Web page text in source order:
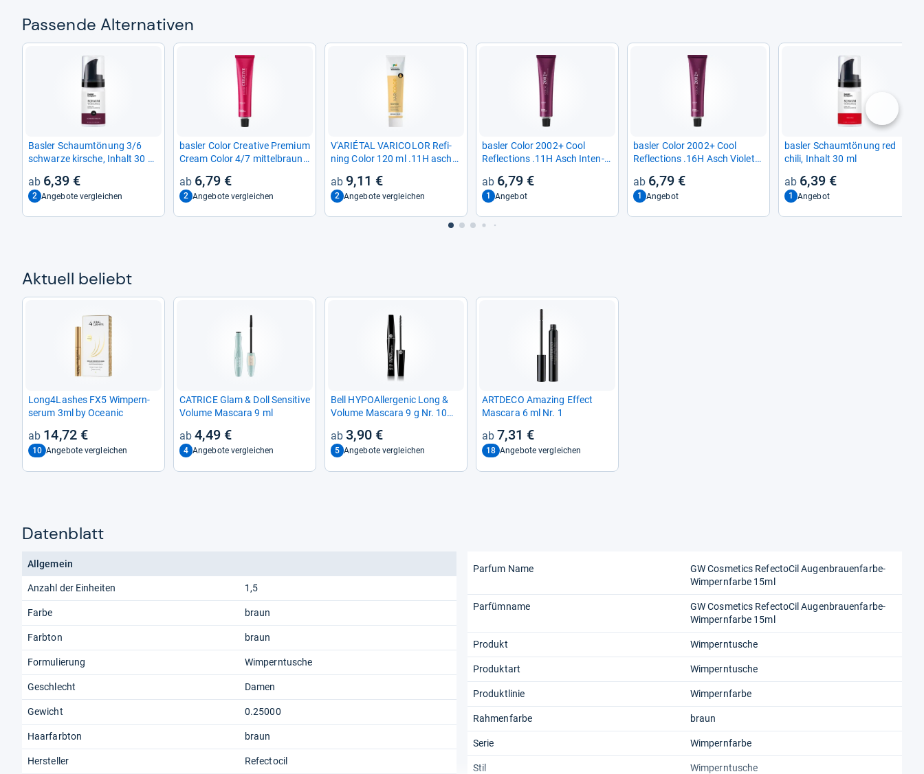
Pas­sende Alter­na­ti­ven
Bas­ler Schaum­tö­nung 3/6
schwarze kir­sche, Inhalt 30 ml
6,39 €
2 Angebote vergleichen
bas­ler Color Crea­tive Pre­mium
Cream Color 4/7 mit­tel­braun
6,79 €
2 Angebote vergleichen
V'ARIÉTAL VARI­CO­LOR Refi­
ning Color 120 ml .11H asch
9,11 €
2 Angebote vergleichen
bas­ler Color 2002+ Cool
Reflec­ti­ons .11H Asch Inten­
6,79 €
1 Angebot
bas­ler Color 2002+ Cool
Reflec­ti­ons .16H Asch Vio­lett
6,79 €
1 Angebot
bas­ler Schaum­tö­nung red
chili, Inhalt 30 ml
6,39 €
1 Angebot
nächste
Aktu­ell beliebt
Long4Las­hes FX5 Wim­pern­
se­rum 3ml by Ocea­nic
14,72 €
10 Angebote vergleichen
CATRICE Glam & Doll Sen­si­tive
Volume Mas­cara 9 ml
4,49 €
4 Angebote vergleichen
Bell HYPO­All­er­ge­nic Long &
Volume Mas­cara 9 g Nr. 10
3,90 €
5 Angebote vergleichen
ART­DECO Ama­zing Effect
Mas­cara 6 ml Nr. 1
7,31 €
18 Angebote vergleichen
Datenblatt
Allgemein
Anzahl der Einheiten 1,5
Farbe braun
Farbton braun
Formulierung Wimperntusche
Geschlecht Damen
Gewicht 0.25000
Haarfarbton braun
Hersteller Refectocil
Parfum Name
GW Cosmetics RefectoCil Augenbrauenfarbe-
Wimpernfarbe 15ml
Parfümname
GW Cosmetics RefectoCil Augenbrauenfarbe-
Wimpernfarbe 15ml
Produkt Wimperntusche
Produktart Wimperntusche
Produktlinie Wimpernfarbe
Rahmenfarbe braun
Serie Wimpernfarbe
Stil Wimperntusche